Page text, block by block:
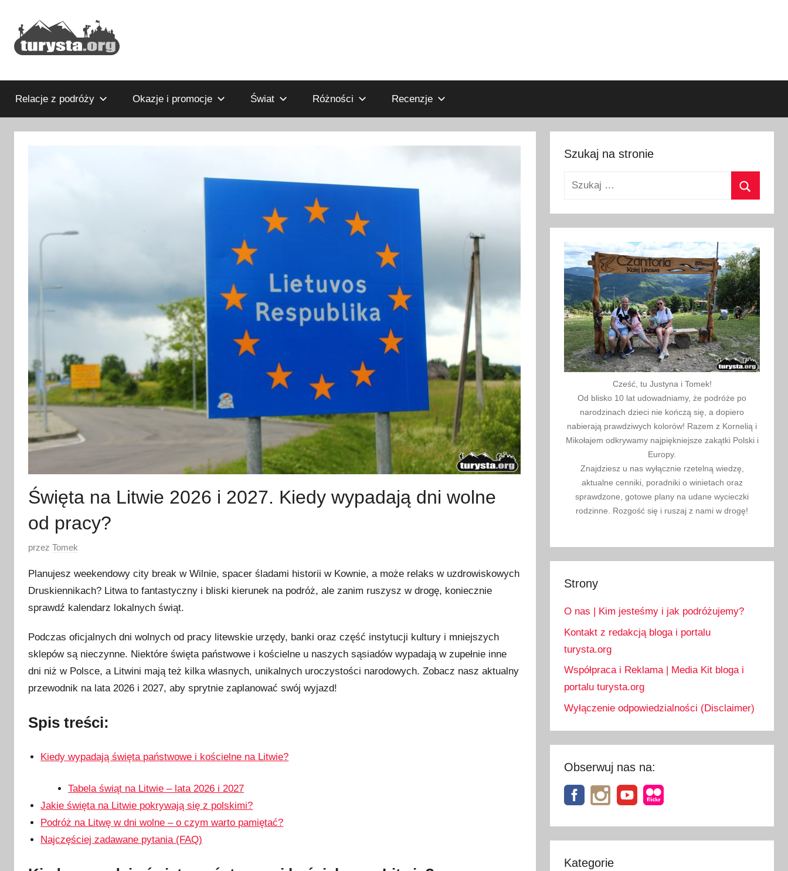
treści
Turysta.org
blog
podróżniczy
Relacje z podróży Okazje i promocje Świat Różności Recenzje
Święta na Litwie 2026 i 2027. Kiedy wypadają dni wolne
od pracy?
O
u
b
l
k
o
w
a
o
1
a
2
0
6
przez Tomek
Planujesz weekendowy city break w Wilnie, spacer śladami historii w Kownie, a może relaks w uzdrowiskowych
Druskiennikach? Litwa to fantastyczny i bliski kierunek na podróż, ale zanim ruszysz w drogę, koniecznie
sprawdź kalendarz lokalnych świąt.
Podczas oficjalnych dni wolnych od pracy litewskie urzędy, banki oraz część instytucji kultury i mniejszych
sklepów są nieczynne. Niektóre święta państwowe i kościelne u naszych sąsiadów wypadają w zupełnie inne
dni niż w Polsce, a Litwini mają też kilka własnych, unikalnych uroczystości narodowych. Zobacz nasz aktualny
przewodnik na lata 2026 i 2027, aby sprytnie zaplanować swój wyjazd!
Spis treści:
Kiedy wypadają święta państwowe i kościelne na Litwie?
Tabela świąt na Litwie – lata 2026 i 2027
Jakie święta na Litwie pokrywają się z polskimi?
Podróż na Litwę w dni wolne – o czym warto pamiętać?
Najczęściej zadawane pytania (FAQ)
Szukaj na stronie
Szukaj:
Cześć, tu Justyna i Tomek!
Od blisko 10 lat udowadniamy, że podróże po
narodzinach dzieci nie kończą się, a dopiero
nabierają prawdziwych kolorów! Razem z Kornelią i
Mikołajem odkrywamy najpiękniejsze zakątki Polski i
Europy.
Znajdziesz u nas wyłącznie rzetelną wiedzę,
aktualne cenniki, poradniki o winietach oraz
sprawdzone, gotowe plany na udane wycieczki
rodzinne. Rozgość się i ruszaj z nami w drogę!
Strony
O nas | Kim jesteśmy i jak podróżujemy?
Kontakt z redakcją bloga i portalu
turysta.org
Współpraca i Reklama | Media Kit bloga i
portalu turysta.org
Wyłączenie odpowiedzialności (Disclaimer)
Obserwuj nas na:
Kategorie